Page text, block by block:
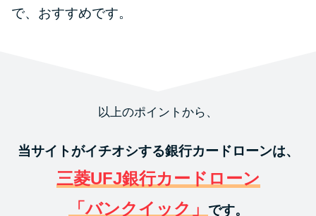
で、おすすめです。
以上のポイントから、
当サイトがイチオシする銀行カードローンは、
三菱UFJ銀行カードローン
「バンクイック」
です。